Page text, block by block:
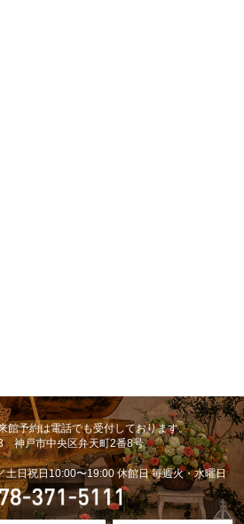
館予約は電話でも受付しております。
神戸市中央区弁天町2番8号
土日祝日10:00〜19:00 休館日 毎週火・水曜日